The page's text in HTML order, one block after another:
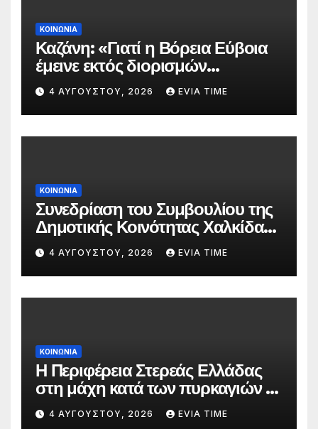
ΚΟΙΝΩΝΙΑ
Καζάνη: «Γιατί η Βόρεια Εύβοια
έμεινε εκτός διορισμών
δασκάλων;»
4 ΑΥΓΟΎΣΤΟΥ, 2026 EVIA TIME
ΚΟΙΝΩΝΙΑ
Συνεδρίαση του Συμβουλίου της
Δημοτικής Κοινότητας Χαλκίδας
την 5 Αυγούστου
4 ΑΥΓΟΎΣΤΟΥ, 2026 EVIA TIME
ΚΟΙΝΩΝΙΑ
Η Περιφέρεια Στερεάς Ελλάδας
στη μάχη κατά των πυρκαγιών –
Δράσεις και στήριξη σε πέντε
περιφερειακές ενότητες
4 ΑΥΓΟΎΣΤΟΥ, 2026 EVIA TIME